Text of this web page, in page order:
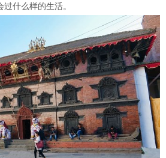
什么样的生活。